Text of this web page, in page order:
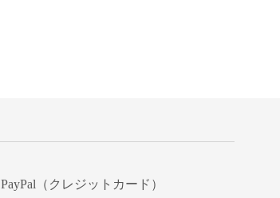
PayPal（クレジットカード）